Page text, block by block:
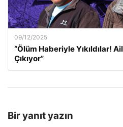
09/12/2025
“Ölüm Haberiyle Yıkıldılar!
Çıkıyor”
Bir yanıt yazın